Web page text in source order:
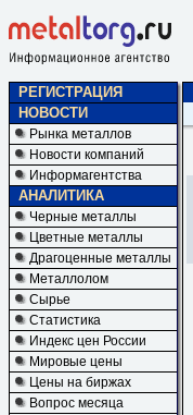
РЕГИСТРАЦИЯ
НОВОСТИ
Рынка металлов
Новости компаний
Информагентства
АНАЛИТИКА
Черные металлы
Цветные металлы
Драгоценные металлы
Металлолом
Сырье
Статистика
Индекс цен России
Мировые цены
Цены на биржах
Вопрос месяца